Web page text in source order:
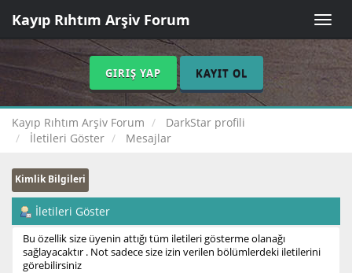
Toggle
Kayıp Rıhtım Arşiv Forum
GIRIŞ YAP KAYIT OL
Kayıp Rıhtım Arşiv Forum
DarkStar profili
İletileri Göster
Mesajlar
Kimlik Bilgileri
İletileri Göster
Bu özellik size üyenin attığı tüm iletileri gösterme olanağı
sağlayacaktır . Not sadece size izin verilen bölümlerdeki iletilerini
görebilirsiniz